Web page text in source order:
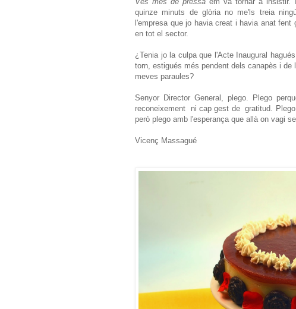
quinze minuts de glòria no me'ls treia
l'empresa que jo havia creat i havia anat
en tot el sector.
¿Tenia jo la culpa que l'Acte Inaugural
torn, estigués més pendent dels canapès i
meves paraules?
Senyor Director General, plego. Plego
reconeixement ni cap gest de gratitud.
però plego amb l'esperança que allà on vagi
Vicenç Massagué